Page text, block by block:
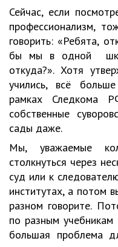
Сейчас, если
профессионализм,
говорить: «Ребята,
бы мы в одной
откуда?». Хотя
учились, всё
рамках Следкома
собственные
сады даже.
Мы, уважаемые
столкнуться через
суд или к
институтах, а потом
разном говорите.
по разным
большая проблема